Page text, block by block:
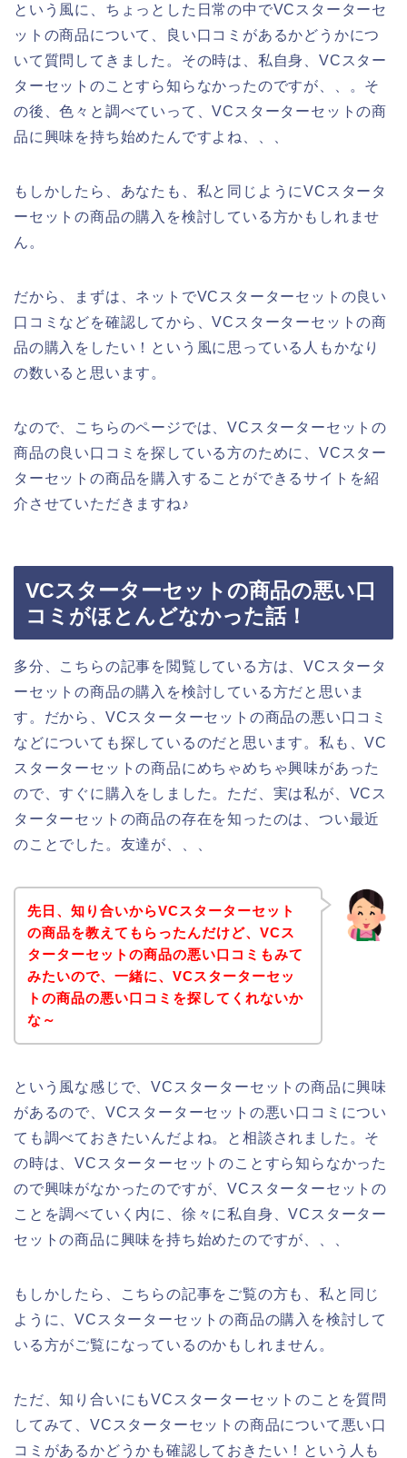
という風に、ちょっとした日常の中でVCスターターセ
ットの商品について、良い口コミがあるかどうかにつ
いて質問してきました。その時は、私自身、VCスター
ターセットのことすら知らなかったのですが、、。そ
の後、色々と調べていって、VCスターターセットの商
品に興味を持ち始めたんですよね、、、
もしかしたら、あなたも、私と同じようにVCスタータ
ーセットの商品の購入を検討している方かもしれませ
ん。
だから、まずは、ネットでVCスターターセットの良い
口コミなどを確認してから、VCスターターセットの商
品の購入をしたい！という風に思っている人もかなり
の数いると思います。
なので、こちらのページでは、VCスターターセットの
商品の良い口コミを探している方のために、VCスター
ターセットの商品を購入することができるサイトを紹
介させていただきますね♪
VCスターターセットの商品の悪い口
コミがほとんどなかった話！
多分、こちらの記事を閲覧している方は、VCスタータ
ーセットの商品の購入を検討している方だと思いま
す。だから、VCスターターセットの商品の悪い口コミ
などについても探しているのだと思います。私も、VC
スターターセットの商品にめちゃめちゃ興味があった
ので、すぐに購入をしました。ただ、実は私が、VCス
ターターセットの商品の存在を知ったのは、つい最近
のことでした。友達が、、、
先日、知り合いからVCスターターセット
の商品を教えてもらったんだけど、VCス
ターターセットの商品の悪い口コミもみて
みたいので、一緒に、VCスターターセッ
トの商品の悪い口コミを探してくれないか
な～
という風な感じで、VCスターターセットの商品に興味
があるので、VCスターターセットの悪い口コミについ
ても調べておきたいんだよね。と相談されました。そ
の時は、VCスターターセットのことすら知らなかった
ので興味がなかったのですが、VCスターターセットの
ことを調べていく内に、徐々に私自身、VCスターター
セットの商品に興味を持ち始めたのですが、、、
もしかしたら、こちらの記事をご覧の方も、私と同じ
ように、VCスターターセットの商品の購入を検討して
いる方がご覧になっているのかもしれません。
ただ、知り合いにもVCスターターセットのことを質問
してみて、VCスターターセットの商品について悪い口
コミがあるかどうかも確認しておきたい！という人も